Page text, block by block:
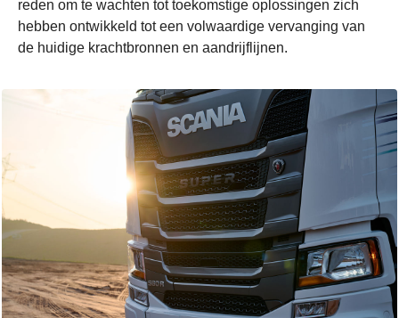
reden om te wachten tot toekomstige oplossingen zich
hebben ontwikkeld tot een volwaardige vervanging van
de huidige krachtbronnen en aandrijflijnen.